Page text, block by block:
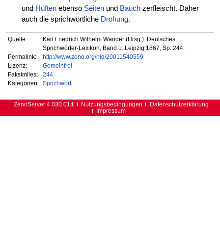
und Hüftenebenso Seitenund Bauchzerfleischt. Daher
auch die sprichwörtliche Drohung.
Quelle:
Karl Friedrich Wilhelm Wander (Hrsg.): Deutsches
Sprichwörter-Lexikon, Band 1. Leipzig 1867, Sp. 244.
Permalink:
http://www.zeno.org/nid/20011540559
Lizenz:
Gemeinfrei
Faksimiles:
244
Kategorien:
Sprichwort
ZenoServer 4.030.014 Nutzungsbedingungen
Datenschutzerklärung
Impressum